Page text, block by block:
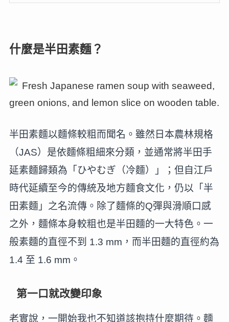
什麼是半田素麵？
半田素麵以麵條較粗而聞名。雖然日本農林規格
（JAS）是依麵條粗細來分類，並通常將半田手
延素麵歸類為「ひやむぎ（冷麵）」；但自江戶
時代延續至今的傳統及地方麵食文化，仍以「半
田素麵」之名流傳。除了麵條的Q彈與滑順口感
之外，麵條本身較粗也是半田麵的一大特色。一
般素麵的直徑不到 1.3 mm，而半田麵的直徑約為
1.4 至 1.6 mm。
第一口就改變印象
老實說，一開始我也不知道該抱持什麼期待。麵